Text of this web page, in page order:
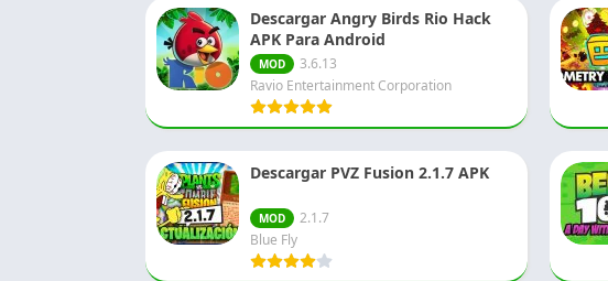
Descargar Angry Birds Rio Hack
APK Para Android
MOD
3.6.13
Ravio Entertainment Corporation
Descargar PVZ Fusion 2.1.7 APK
MOD
2.1.7
Blue Fly